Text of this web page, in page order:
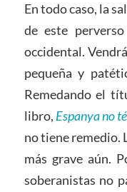
En todo caso, la
de este
occidental.
pequeña y
Remedando el
libro, Espanya no
no tiene remedio.
más grave aún.
soberanistas no